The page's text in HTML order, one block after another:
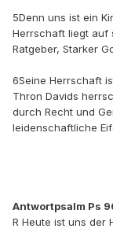
5Denn uns ist ein
Herrschaft liegt auf
Ratgeber, Starker
6Seine Herrschaft
Thron Davids
durch Recht und
leidenschaftliche
Antwortpsalm Ps
R Heute ist uns der